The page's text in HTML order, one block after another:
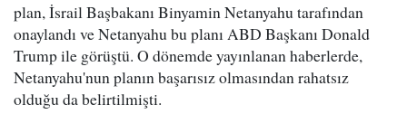
plan, İsrail Başbakanı Binyamin Netanyahu tarafından
onaylandı ve Netanyahu bu planı ABD Başkanı Donald
Trump ile görüştü. O dönemde yayınlanan haberlerde,
Netanyahu'nun planın başarısız olmasından rahatsız
olduğu da belirtilmişti.